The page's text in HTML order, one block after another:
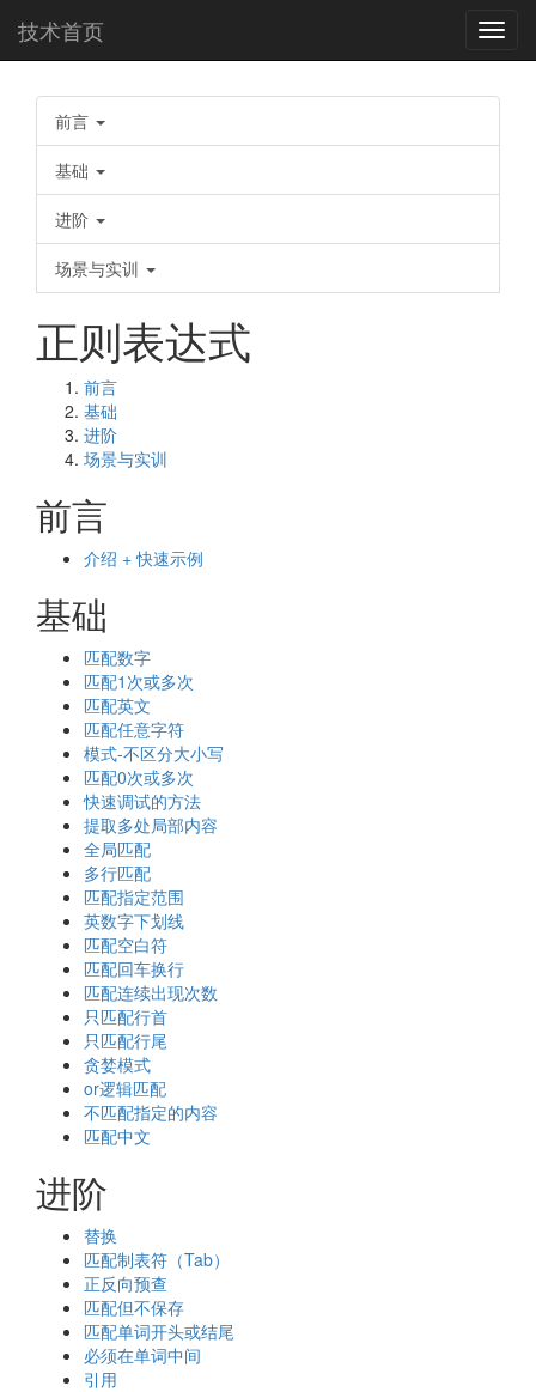
技术首页
前言
基础
进阶
场景与实训
正则表达式
前言
基础
进阶
场景与实训
前言
介绍 + 快速示例
基础
匹配数字
匹配1次或多次
匹配英文
匹配任意字符
模式-不区分大小写
匹配0次或多次
快速调试的方法
提取多处局部内容
全局匹配
多行匹配
匹配指定范围
英数字下划线
匹配空白符
匹配回车换行
匹配连续出现次数
只匹配行首
只匹配行尾
贪婪模式
or逻辑匹配
不匹配指定的内容
匹配中文
进阶
替换
匹配制表符（Tab）
正反向预查
匹配但不保存
匹配单词开头或结尾
必须在单词中间
引用